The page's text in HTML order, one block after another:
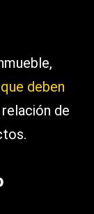
deben
de